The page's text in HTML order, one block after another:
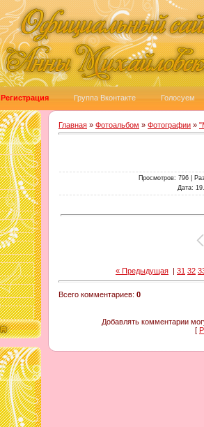
Регистрация Группа Вконтакте Голосуем
Главная » Фотоальбом » Фотографии »
Просмотров: 796 |
Дата:
« Предыдущая | 31 32
Всего комментариев: 0
Добавлять комментарии
[